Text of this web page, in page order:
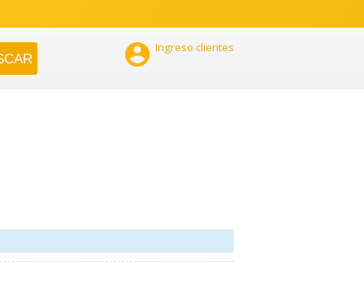
 Ingreso clientes